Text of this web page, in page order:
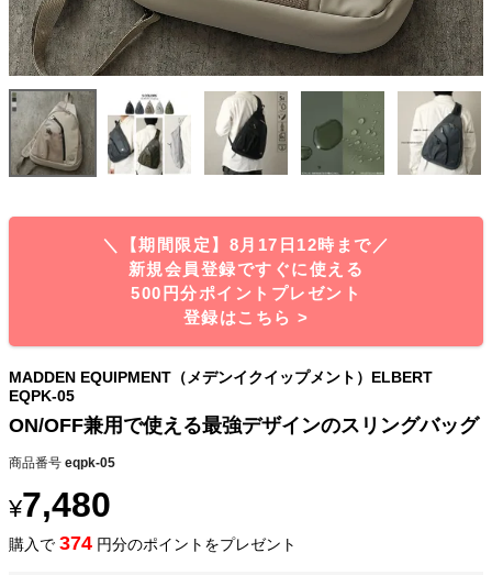
＼【期間限定】8月17日12時まで／
新規会員登録ですぐに使える
500円分ポイントプレゼント
登録はこちら >
MADDEN EQUIPMENT（メデンイクイップメント）ELBERT
EQPK-05
ON/OFF兼用で使える最強デザインのスリングバッグ
商品番号 eqpk-05
¥7,480
購入で 374 円分のポイントをプレゼント